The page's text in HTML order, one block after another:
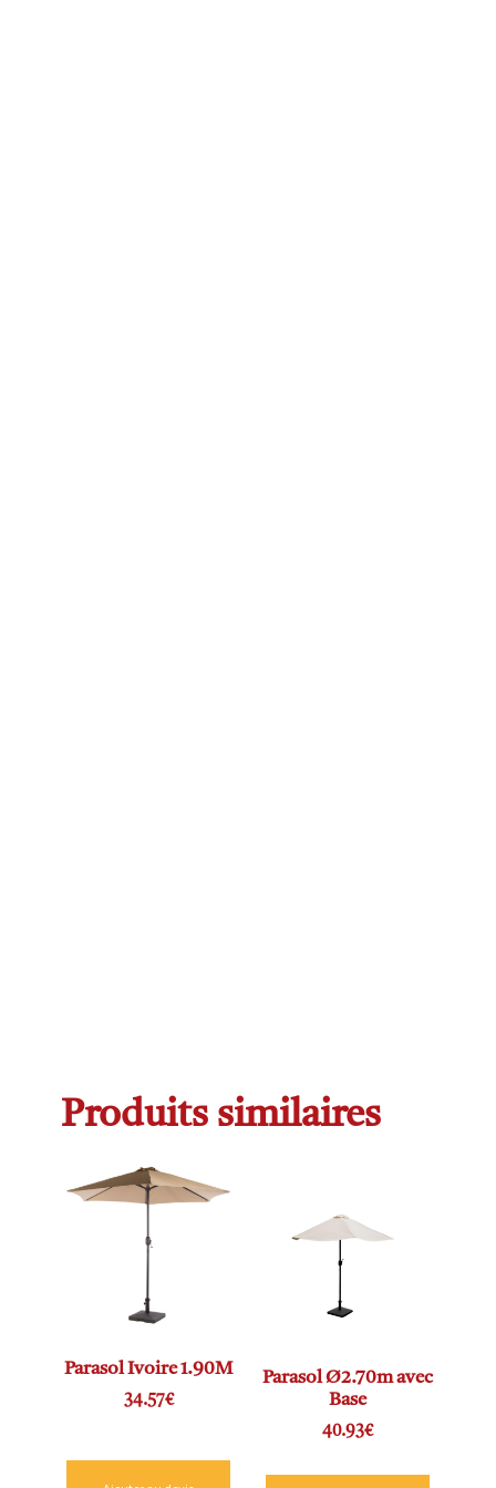
Produits similaires
Parasol Ivoire 1.90M
34.57€
Parasol Ø2.70m avec
Base
40.93€